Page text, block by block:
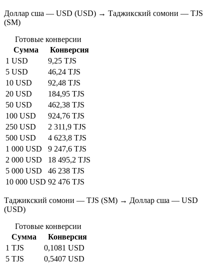
Доллар сша — USD (USD) → Таджикский сомони — TJS
(SM)
Готовые конверсии
Сумма
Конверсия
1 USD
9,25 TJS
5 USD
46,24 TJS
10 USD
92,48 TJS
20 USD
184,95 TJS
50 USD
462,38 TJS
100 USD
924,76 TJS
250 USD
2 311,9 TJS
500 USD
4 623,8 TJS
1 000 USD
9 247,6 TJS
2 000 USD
18 495,2 TJS
5 000 USD
46 238 TJS
10 000 USD 92 476 TJS
Таджикский сомони — TJS (SM) → Доллар сша — USD
(USD)
Готовые конверсии
Сумма
Конверсия
1 TJS
0,1081 USD
5 TJS
0,5407 USD